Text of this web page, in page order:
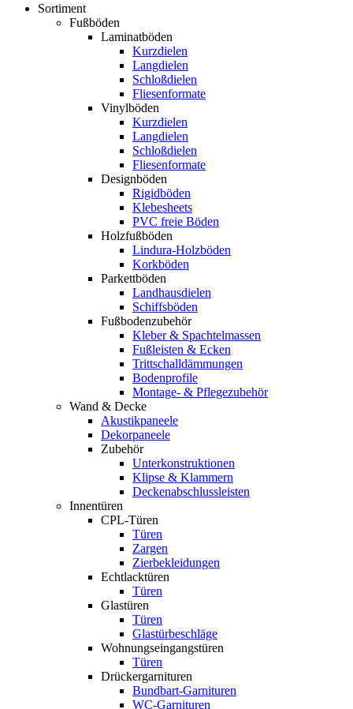
Sortiment
Fußböden
Laminatböden
Kurzdielen
Langdielen
Schloßdielen
Fliesenformate
Vinylböden
Kurzdielen
Langdielen
Schloßdielen
Fliesenformate
Designböden
Rigidböden
Klebesheets
PVC freie Böden
Holzfußböden
Lindura-Holzböden
Korkböden
Parkettböden
Landhausdielen
Schiffsböden
Fußbodenzubehör
Kleber & Spachtelmassen
Fußleisten & Ecken
Trittschalldämmungen
Bodenprofile
Montage- & Pflegezubehör
Wand & Decke
Akustikpaneele
Dekorpaneele
Zubehör
Unterkonstruktionen
Klipse & Klammern
Deckenabschlussleisten
Innentüren
CPL-Türen
Türen
Zargen
Zierbekleidungen
Echtlacktüren
Türen
Glastüren
Türen
Glastürbeschläge
Wohnungseingangstüren
Türen
Drückergarnituren
Bundbart-Garnituren
WC-Garnituren